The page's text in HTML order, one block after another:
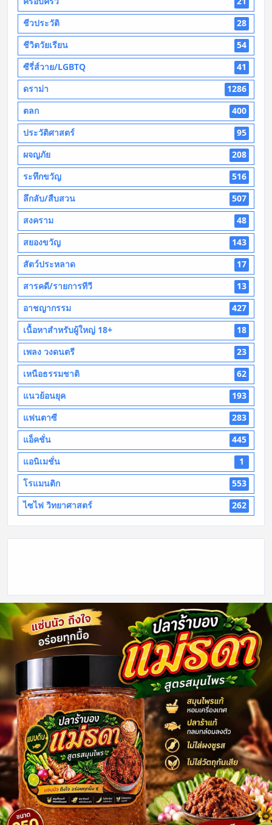
ชีวประวัติ
28
ชีวิตวัยเรียน
54
ซีรี่ส์วาย/LGBTQ
41
ดราม่า
1286
ตลก
400
ประวัติศาสตร์
95
ผจญภัย
208
ระทึกขวัญ
516
ลึกลับ/สืบสวน
507
สงคราม
48
สยองขวัญ
143
สัตว์ประหลาด
17
สารคดี/รายการทีวี
13
อาชญากรรม
427
เนื้อหาสำหรับผู้ใหญ่ 18+
18
เพลง วงดนตรี
23
เหนือธรรมชาติ
62
แนวย้อนยุค
193
แฟนตาซี
283
แอ็คชั่น
445
แอนิเมชั่น
1
โรแมนติก
553
ไซไฟ วิทยาศาสตร์
262